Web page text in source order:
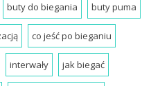
buty do biegania buty puma
co jeść po bieganiu
interwały jak biegać